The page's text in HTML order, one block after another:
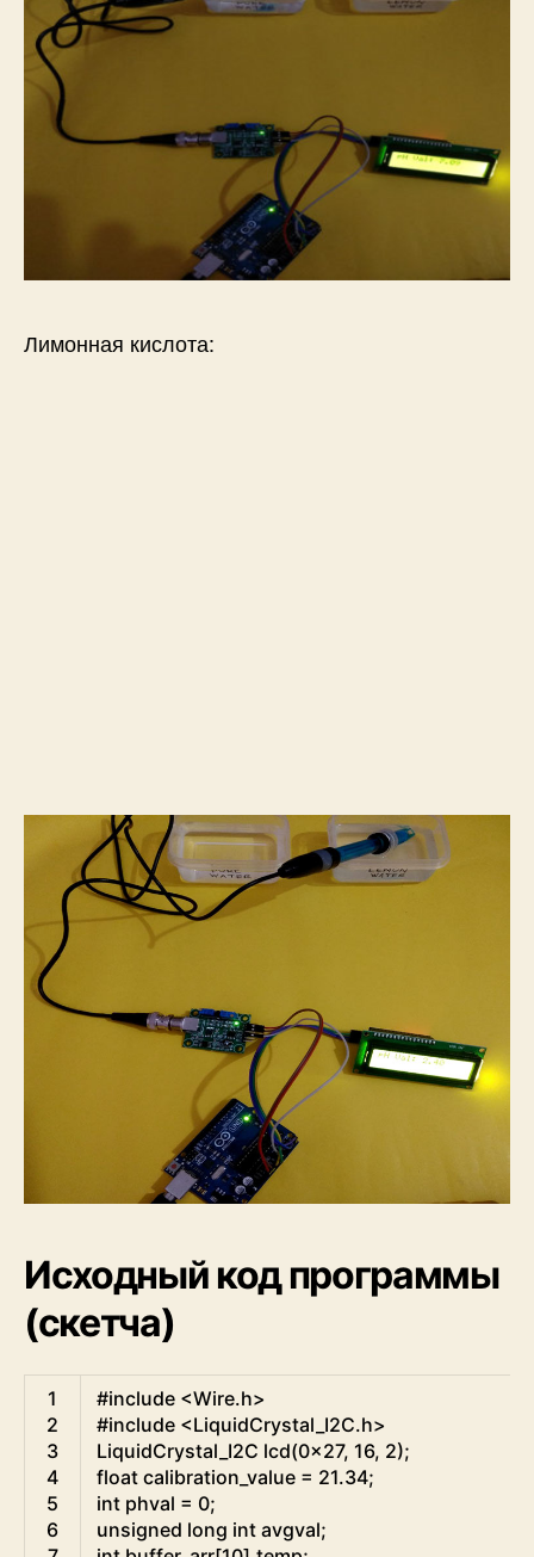
Лимонная кислота:
Исходный код программы
(скетча)
1
2
3
4
5
6
#include <Wire.h>
#include <LiquidCrystal_I2C.h>
LiquidCrystal I2C lcd(0x27, 16, 2);
float calibration_value = 21.34;
int phval = 0;
unsigned long int avgval;